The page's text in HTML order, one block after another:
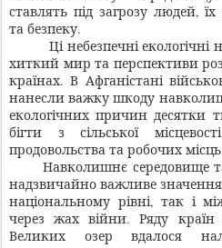
ставлять під загрозу людей,
та безпеку.
Ці небезпечні екологічні
хиткий мир та перспективи
країнах. В Афганістані
нанесли важку шкоду
екологічних причин десятки
бігти з сільської
продовольства та робочих
Навколишнє середовище та
надзвичайно важливе
національному рівні, так і
через жах війни. Ряду
Великих озер вдалося